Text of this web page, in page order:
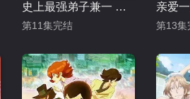
史上最强弟子兼一 暗之袭击
第11集完结
亲爱
第13集